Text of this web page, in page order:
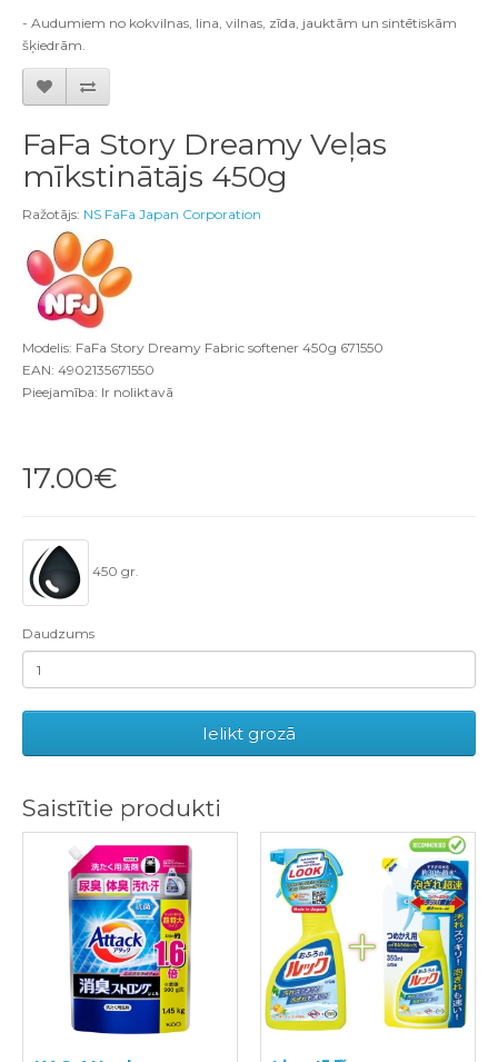
- Audumiem no kokvilnas, lina, vilnas, zīda, jauktām un sintētiskām
šķiedrām.
FaFa Story Dreamy Veļas
mīkstinātājs 450g
Ražotājs: NS FaFa Japan Corporation
Modelis: FaFa Story Dreamy Fabric softener 450g 671550
EAN: 4902135671550
Pieejamība: Ir noliktavā
17.00€
450 gr.
Daudzums
Ielikt grozā
Saistītie produkti